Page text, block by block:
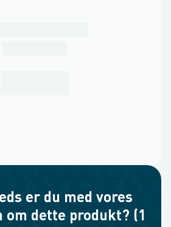
er du med vores
dette produkt? (1